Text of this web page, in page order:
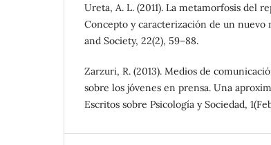
Ureta, A. L. (2011). La metamorfosis del
Concepto y caracterización de un
and Society, 22(2), 59–88.
Zarzuri, R. (2013). Medios de
sobre los jóvenes en prensa. Una
Escritos sobre Psicología y Sociedad,